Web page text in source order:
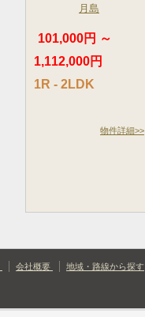
月島
101,000円 ～
1,112,000円
1R - 2LDK
物件詳細>>
会社概要 地域・路線から探す